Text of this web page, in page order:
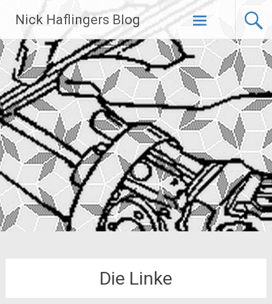
Inhalt
springen
Nick Haflingers Blog
Die Linke